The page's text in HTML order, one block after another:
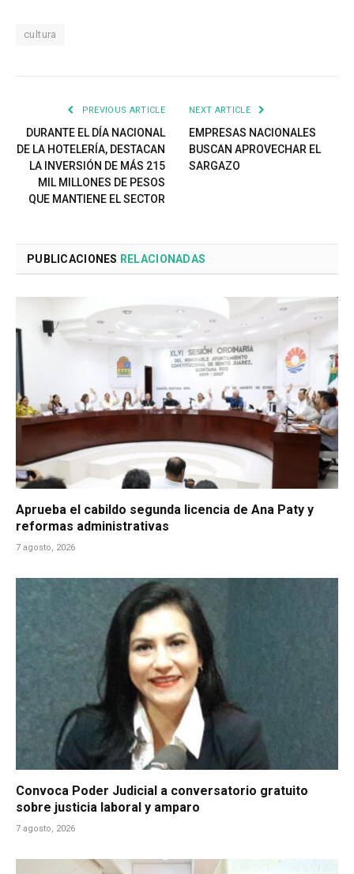
cultura
PREVIOUS ARTICLE
DURANTE EL DÍA NACIONAL
DE LA HOTELERÍA, DESTACAN
LA INVERSIÓN DE MÁS 215
MIL MILLONES DE PESOS
QUE MANTIENE EL SECTOR
NEXT ARTICLE
EMPRESAS NACIONALES
BUSCAN APROVECHAR EL
SARGAZO
PUBLICACIONES RELACIONADAS
Aprueba el cabildo segunda licencia de Ana Paty y
reformas administrativas
7 agosto, 2026
Convoca Poder Judicial a conversatorio gratuito
sobre justicia laboral y amparo
7 agosto, 2026